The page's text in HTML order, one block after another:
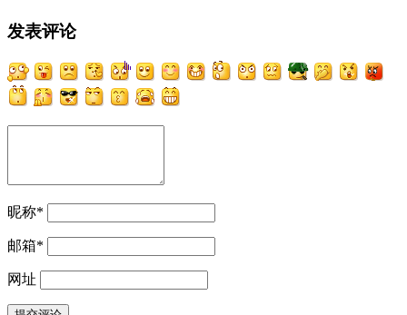
发表评论
昵称*
邮箱*
网址